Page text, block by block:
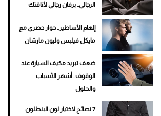
الرجالي.. برفان رجالي لأناقتك
إلهام الأساطير.. حوار حصري مع
مايكل فيلبس وليون مارشان
ضعف تبريد مكيف السيارة عند
الوقوف.. أشهر الأسباب
والحلول
7 نصائح لاختيار لون البنطلون